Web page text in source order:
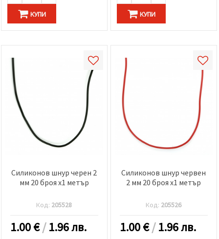
КУПИ КУПИ
Силиконов шнур черен 2
мм 20 броя x1 метър
Код: 205528
1.00€/1.96 лв.
Силиконов шнур червен
2 мм 20 броя x1 метър
Код: 205526
1.00€/1.96 лв.